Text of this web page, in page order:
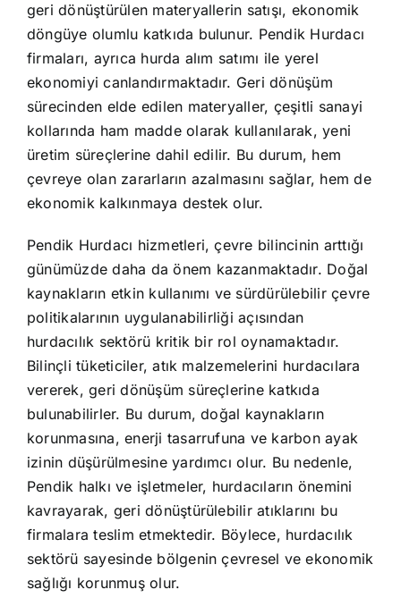
geri dönüştürülen materyallerin satışı, ekonomik
döngüye olumlu katkıda bulunur. Pendik Hurdacı
firmaları, ayrıca hurda alım satımı ile yerel
ekonomiyi canlandırmaktadır. Geri dönüşüm
sürecinden elde edilen materyaller, çeşitli sanayi
kollarında ham madde olarak kullanılarak, yeni
üretim süreçlerine dahil edilir. Bu durum, hem
çevreye olan zararların azalmasını sağlar, hem de
ekonomik kalkınmaya destek olur.
Pendik Hurdacı hizmetleri, çevre bilincinin arttığı
günümüzde daha da önem kazanmaktadır. Doğal
kaynakların etkin kullanımı ve sürdürülebilir çevre
politikalarının uygulanabilirliği açısından
hurdacılık sektörü kritik bir rol oynamaktadır.
Bilinçli tüketiciler, atık malzemelerini hurdacılara
vererek, geri dönüşüm süreçlerine katkıda
bulunabilirler. Bu durum, doğal kaynakların
korunmasına, enerji tasarrufuna ve karbon ayak
izinin düşürülmesine yardımcı olur. Bu nedenle,
Pendik halkı ve işletmeler, hurdacıların önemini
kavrayarak, geri dönüştürülebilir atıklarını bu
firmalara teslim etmektedir. Böylece, hurdacılık
sektörü sayesinde bölgenin çevresel ve ekonomik
sağlığı korunmuş olur.